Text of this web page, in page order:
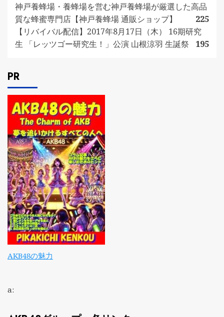
神戸養蜂場・養蜂場を営む神戸養蜂場が厳選した高品
質な蜂蜜専門店【神戸養蜂場 通販ショップ】
225
【リバイバル配信】2017年8月17日（木） 16期研究
生 「レッツゴー研究生！」公演 山根涼羽 生誕祭
195
PR
AKB48の魅力
a: